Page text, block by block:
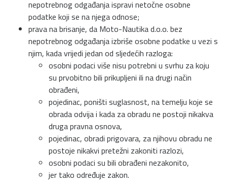
nepotrebnog odgađanja ispravi netočne osobne
podatke koji se na njega odnose;
prava na brisanje, da Moto-Nautika d.o.o. bez
nepotrebnog odgađanja izbriše osobne podatke u vezi s
njim, kada vrijedi jedan od sljedećih razloga:
osobni podaci više nisu potrebni u svrhu za koju
su prvobitno bili prikupljeni ili na drugi način
obrađeni,
pojedinac, poništi suglasnost, na temelju koje se
obrada odvija i kada za obradu ne postoji nikakva
druga pravna osnova,
pojedinac, obradi prigovara, za njihovu obradu ne
postoje nikakvi pretežni zakoniti razlozi,
osobni podaci su bili obrađeni nezakonito,
jer tako određuje zakon.